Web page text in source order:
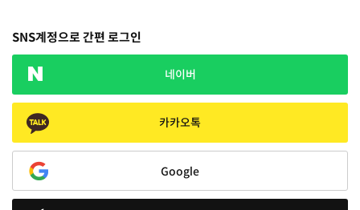
SNS계정으로 간편 로그인
네이버
카카오톡
Google